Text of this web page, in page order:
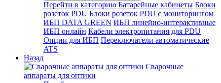
Перейти в категорию Батарейные кабинеты Блоки
розеток PDU Блоки розеток PDU с мониторингом
ИБП DATA GREEN ИБП линейно-интерактивные
ИБП онлайн Кабели электропитания для PDU
Опции для ИБП Переключатели автоматические
ATS
Назад
Сварочные
аппараты для оптики